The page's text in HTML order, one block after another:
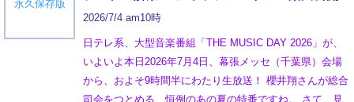
永久保存版
2026/7/4 am10時
日テレ系、大型音楽番組「THE MUSIC DAY 2026」が、
いよいよ本日2026年7月4日、幕張メッセ（千葉県）会場
から、およそ9時間半にわたり生放送！ 櫻井翔さんが総合
司会をつとめる、恒例のあの夏の特番ですね。 さて、見